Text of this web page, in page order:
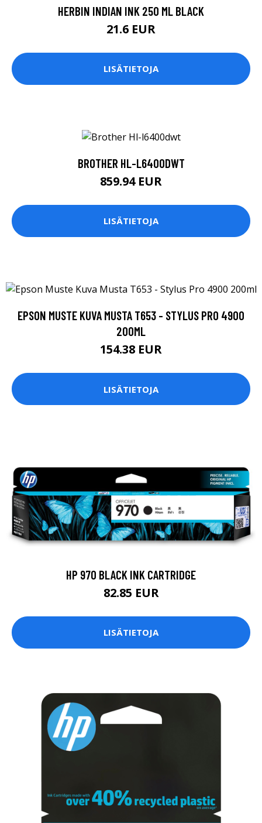
HERBIN INDIAN INK 250 ML BLACK
21.6 EUR
LISÄTIETOJA
BROTHER HL-L6400DWT
859.94 EUR
LISÄTIETOJA
EPSON MUSTE KUVA MUSTA T653 - STYLUS PRO 4900
200ML
154.38 EUR
LISÄTIETOJA
HP 970 BLACK INK CARTRIDGE
82.85 EUR
LISÄTIETOJA